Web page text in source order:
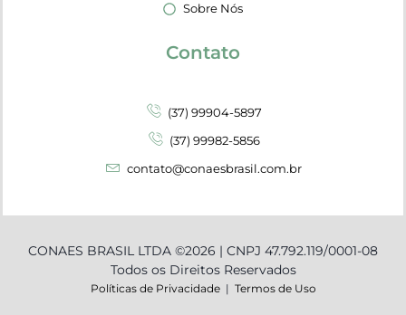
Sobre Nós
Contato
(37) 99904-5897
(37) 99982-5856
contato@conaesbrasil.com.br
CONAES BRASIL LTDA ©2026 | CNPJ 47.792.119/0001-08
Todos os Direitos Reservados
Políticas de Privacidade| Termos de Uso